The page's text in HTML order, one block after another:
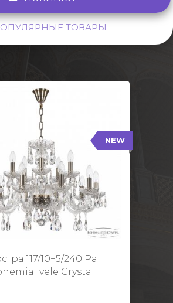
ТОВАРЫ
NEW
117/10+5/240 Pa
Ivele Crystal
117/10+5/240 Pa
Тип: Стеклянный рожок
арматуры: Патина/
Кол-во ламп: 15
Диаметр: 70 см